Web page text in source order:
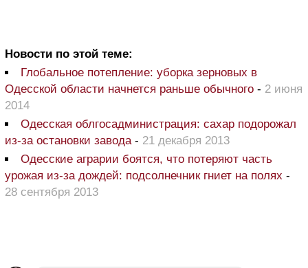
Новости по этой теме:
Глобальное потепление: уборка зерновых в
Одесской области начнется раньше обычного - 2 июня
2014
Одесская облгосадминистрация: сахар подорожал
из-за остановки завода - 21 декабря 2013
Одесские аграрии боятся, что потеряют часть
урожая из-за дождей: подсолнечник гниет на полях -
28 сентября 2013